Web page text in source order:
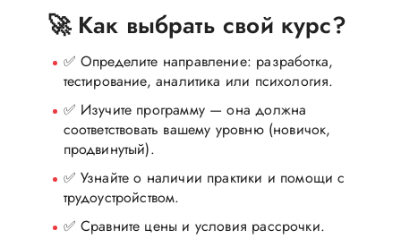
🚀 Как выбрать свой курс?
✅ Определите направление: разработка,
тестирование, аналитика или психология.
✅ Изучите программу — она должна
соответствовать вашему уровню (новичок,
продвинутый).
✅ Узнайте о наличии практики и помощи с
трудоустройством.
✅ Сравните цены и условия рассрочки.